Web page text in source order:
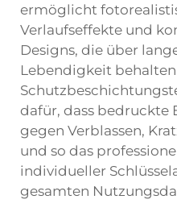
ermöglicht
Verlaufseffekte und
Designs, die über
Lebendigkeit
dafür, dass bedruckte
gegen Verblassen,
und so das
individueller
gesamten